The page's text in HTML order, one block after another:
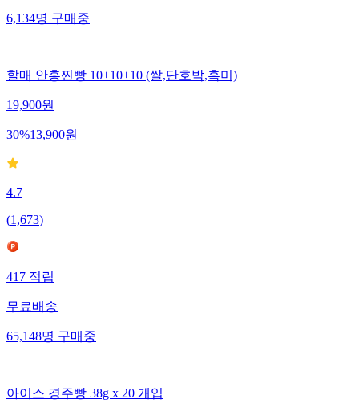
6,134명 구매중
할매 안흥찐빵 10+10+10 (쌀,단호박,흑미)
19,900원
30%13,900원
4.7
(1,673)
417 적립
무료배송
65,148명 구매중
아이스 경주빵 38g x 20 개입